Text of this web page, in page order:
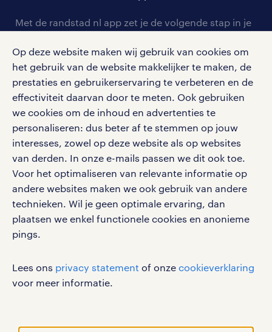
Op deze website maken wij gebruik van cookies om
het gebruik van de website makkelijker te maken, de
prestaties en gebruikerservaring te verbeteren en de
effectiviteit daarvan door te meten. Ook gebruiken
we cookies om de inhoud en advertenties te
personaliseren: dus beter af te stemmen op jouw
interesses, zowel op deze website als op websites
van derden. In onze e-mails passen we dit ook toe.
Voor het optimaliseren van relevante informatie op
andere websites maken we ook gebruik van andere
technieken. Wil je geen optimale ervaring, dan
plaatsen we enkel functionele cookies en anonieme
pings.
Lees ons privacy statement of onze cookieverklaring
voor meer informatie.
personeel gezocht
aanmelden nieuwsbrief
salarischecker
bruto-netto calculator
onze vestigingen
pers
klachten en misstanden
Met de randstad nl app zet je de volgende stap in je
en ontvang berichten van je intercedent.
Eenvoudig, snel en overal.
apple app store
google play store
social media
Volg ons voor de leukste content omtrent
vacatures, solliciteren en inspiratie.
werken bij randstad